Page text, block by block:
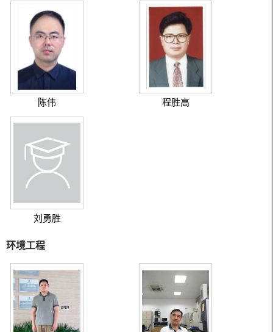
陈伟 程胜高
刘勇胜
环境工程